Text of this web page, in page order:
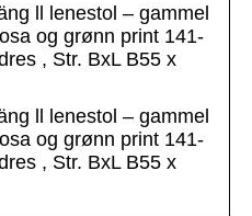
ll lenestol – gammel
og grønn print 141-
, Str. BxL B55 x
ll lenestol – gammel
og grønn print 141-
, Str. BxL B55 x